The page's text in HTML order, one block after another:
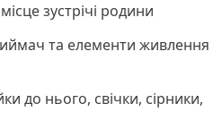
зустрічі родини
та елементи живлення
до нього, свічки, сірники,